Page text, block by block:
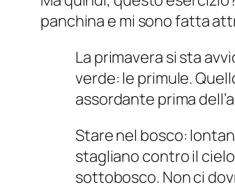
panchina e mi sono fatta
La primavera si sta
verde: le primule.
assordante prima
Stare nel bosco:
stagliano contro il
sottobosco. Non ci